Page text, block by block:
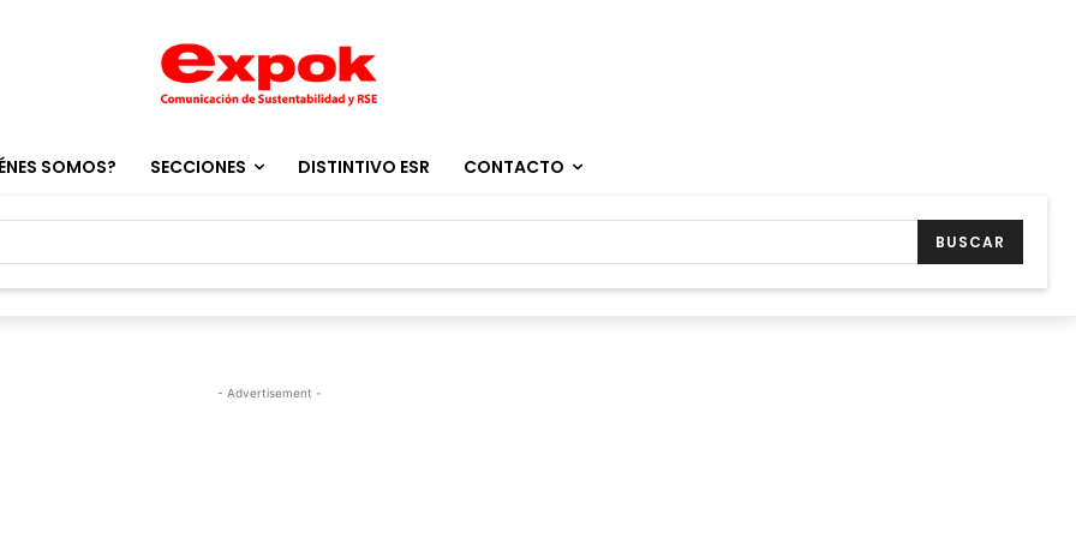
SOMOS? SECCIONES DISTINTIVO ESR CONTACTO
BUSCAR
- Advertisement -